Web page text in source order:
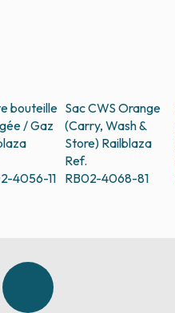
bouteille
/ Gaz
4056-11
Sac CWS Orange
(Carry, Wash &
Store) Railblaza
Ref.
RB02-4068-81